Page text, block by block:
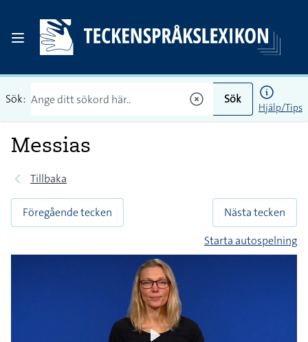
Sök: Sök
Hjälp/Tips
Messias
Tillbaka
Föregående tecken
Nästa tecken
Starta autospelning